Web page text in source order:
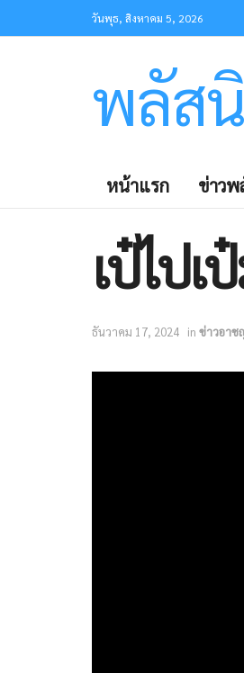
วันพุธ, สิงหาคม 5, 2026
พลัส
หน้าแรก ข่าวพ
เป๋ไป
ธันวาคม 17, 2024 in ข่าวอาช